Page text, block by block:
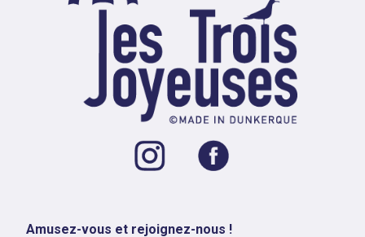
Amusez-vous et rejoignez-nous !